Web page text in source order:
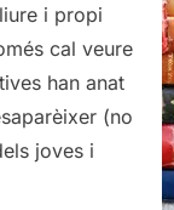
i propi
cal veure
han anat
(no
joves i